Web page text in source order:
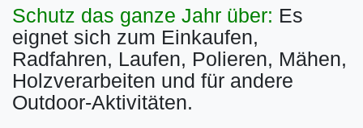
Schutz das ganze Jahr über: Es
eignet sich zum Einkaufen,
Radfahren, Laufen, Polieren, Mähen,
Holzverarbeiten und für andere
Outdoor-Aktivitäten.